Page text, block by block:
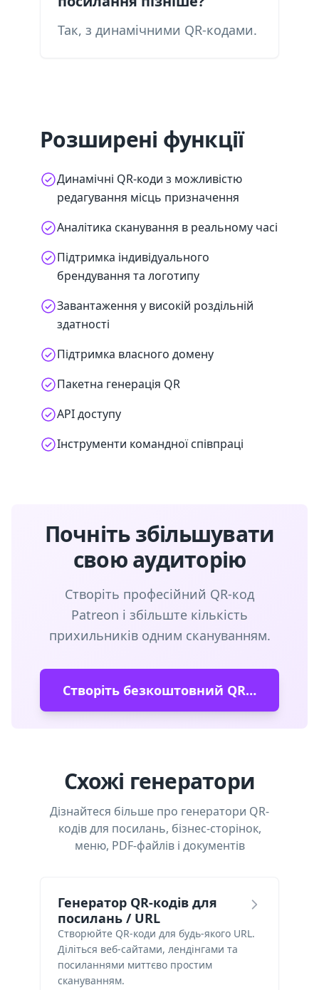
Так, з динамічними QR-кодами.
Розширені функції
Динамічні QR-коди з можливістю
редагування місць призначення
Аналітика сканування в реальному часі
Підтримка індивідуального
брендування та логотипу
Завантаження у високій роздільній
здатності
Підтримка власного домену
Пакетна генерація QR
API доступу
Інструменти командної співпраці
Почніть збільшувати
свою аудиторію
Створіть професійний QR-код
Patreon і збільште кількість
прихильників одним скануванням.
Створіть безкоштовний QR-код
Схожі генератори
Дізнайтеся більше про генератори QR-
кодів для посилань, бізнес-сторінок,
меню, PDF-файлів і документів
Генератор QR-кодів для
посилань / URL
Створюйте QR-коди для будь-якого URL.
Діліться веб-сайтами, лендінгами та
посиланнями миттєво простим
скануванням.